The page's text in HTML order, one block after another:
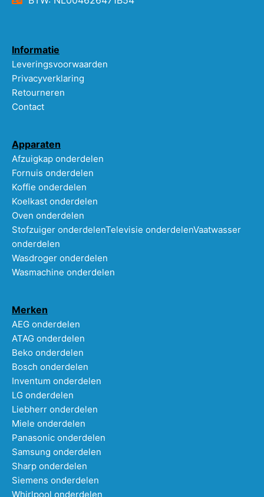
Informatie
Leveringsvoorwaarden
Privacyverklaring
Retourneren
Contact
Apparaten
Afzuigkap onderdelen
Fornuis onderdelen
Koffie onderdelen
Koelkast onderdelen
Oven onderdelen
Stofzuiger onderdelenTelevisie onderdelenVaatwasser
onderdelen
Wasdroger onderdelen
Wasmachine onderdelen
Merken
AEG onderdelen
ATAG onderdelen
Beko onderdelen
Bosch onderdelen
Inventum onderdelen
LG onderdelen
Liebherr onderdelen
Miele onderdelen
Panasonic onderdelen
Samsung onderdelen
Sharp onderdelen
Siemens onderdelen
Whirlpool onderdelen